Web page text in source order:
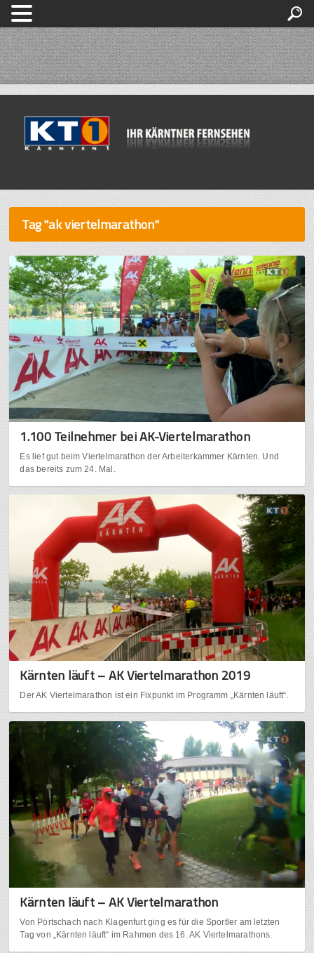
Tag "ak viertelmarathon"
1.100 Teilnehmer bei AK-Viertelmarathon
Es lief gut beim Viertelmarathon der Arbeiterkammer Kärnten. Und
das bereits zum 24. Mal.
Kärnten läuft – AK Viertelmarathon 2019
Der AK Viertelmarathon ist ein Fixpunkt im Programm „Kärnten läuft“.
Kärnten läuft – AK Viertelmarathon
Von Pörtschach nach Klagenfurt ging es für die Sportler am letzten
Tag von „Kärnten läuft“ im Rahmen des 16. AK Viertelmarathons.